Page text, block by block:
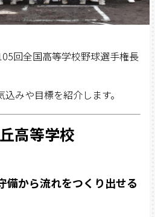
回全国高等学校野球選手権長
みや目標を紹介します。
高等学校
備から流れをつくり出せる